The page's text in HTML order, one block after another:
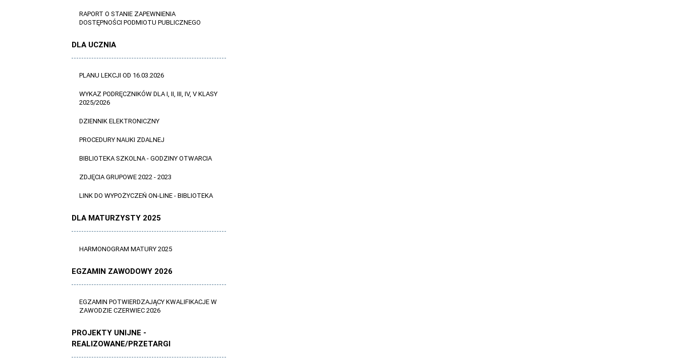
RAPORT O STANIE ZAPEWNIENIA
DOSTĘPNOŚCI PODMIOTU PUBLICZNEGO
DLA UCZNIA
PLANU LEKCJI OD 16.03.2026
WYKAZ PODRĘCZNIKÓW DLA I, II, III, IV, V KLASY
2025/2026
DZIENNIK ELEKTRONICZNY
PROCEDURY NAUKI ZDALNEJ
BIBLIOTEKA SZKOLNA - GODZINY OTWARCIA
ZDJĘCIA GRUPOWE 2022 - 2023
LINK DO WYPOŻYCZEŃ ON-LINE - BIBLIOTEKA
DLA MATURZYSTY 2025
HARMONOGRAM MATURY 2025
EGZAMIN ZAWODOWY 2026
EGZAMIN POTWIERDZAJĄCY KWALIFIKACJE W
ZAWODZIE CZERWIEC 2026
PROJEKTY UNIJNE -
REALIZOWANE/PRZETARGI